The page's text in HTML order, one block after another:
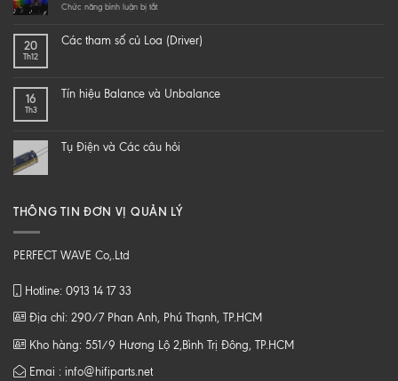
a
speaker
loa
Z
Chức năng bình luận bị tắtở
ĐỂ
CHẤT
20
Th12
Các tham số củ Loa (Driver)
16
Th3
Tín hiệu Balance và Unbalance
Tụ Điện và Các câu hỏi
THÔNG TIN ĐƠN VỊ QUẢN LÝ
PERFECT WAVE Co,.Ltd
Hotline: 0913 14 17 33
Địa chỉ: 290/7 Phan Anh, Phú Thạnh, TP.HCM
Kho hàng: 551/9 Hương Lộ 2,Bình Trị Đông, TP.HCM
Emai : info@hifiparts.net